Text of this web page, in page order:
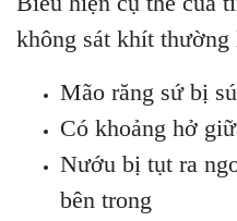
không sát khít thường
Mão răng sứ bị
Có khoảng hở
Nướu bị tụt ra
bên trong